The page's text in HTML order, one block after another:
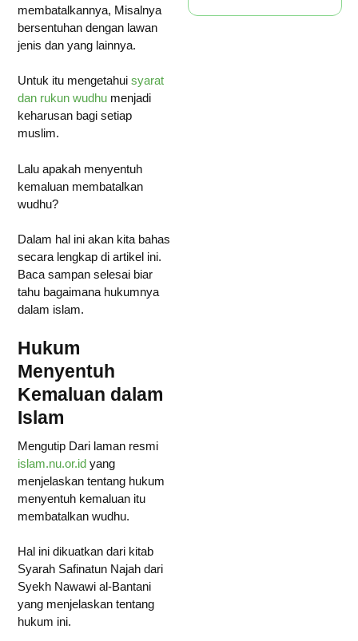
membatalkannya, Misalnya
bersentuhan dengan lawan
jenis dan yang lainnya.
Untuk itu mengetahui syarat
dan rukun wudhu menjadi
keharusan bagi setiap
muslim.
Lalu apakah menyentuh
kemaluan membatalkan
wudhu?
Dalam hal ini akan kita bahas
secara lengkap di artikel ini.
Baca sampan selesai biar
tahu bagaimana hukumnya
dalam islam.
Hukum
Menyentuh
Kemaluan dalam
Islam
Mengutip Dari laman resmi
islam.nu.or.id yang
menjelaskan tentang hukum
menyentuh kemaluan itu
membatalkan wudhu.
Hal ini dikuatkan dari kitab
Syarah Safinatun Najah dari
Syekh Nawawi al-Bantani
yang menjelaskan tentang
hukum ini.